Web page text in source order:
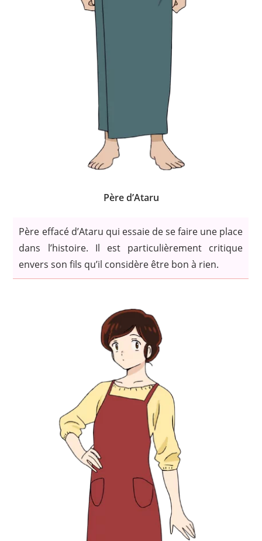
Père d’Ataru
Père effacé d’Ataru qui essaie de se faire une place
dans l’histoire. Il est particulièrement critique
envers son fils qu’il considère être bon à rien.